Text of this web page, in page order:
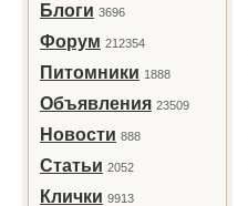
Блоги 3696
Форум 212354
Питомники 1888
Объявления 23509
Новости 888
Статьи 2052
Клички 9913